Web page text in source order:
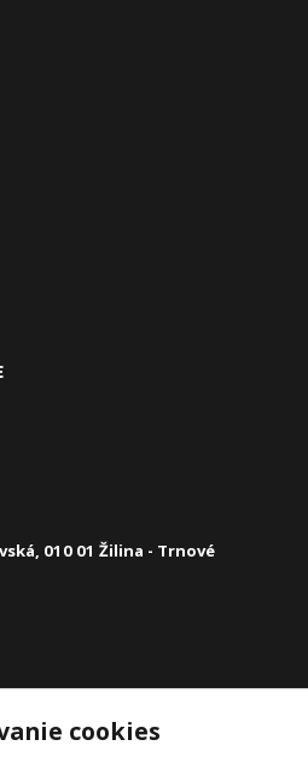
010 01 Žilina - Trnové
cookies